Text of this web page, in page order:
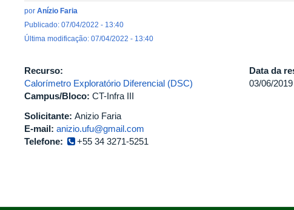
por Anízio Faria
Publicado: 07/04/2022 - 13:40
Última modificação: 07/04/2022 - 13:40
Recurso:
Calorímetro Exploratório Diferencial (DSC)
Campus/Bloco: CT-Infra III
Solicitante: Anizio Faria
E-mail: anizio.ufu@gmail.com
Telefone:
+55 34 3271-5251
Data da
03/06/